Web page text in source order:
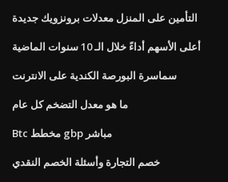
التأمين على المنزل معدلات برونزويك جديدة
أعلى الأسهم أداءً خلال الـ 10 سنوات الماضية
سماسرة البورصة الكندية على الانترنت
ما هو معدل التضخم كل عام
Btc مخطط gbp مباشر
خصم التجارة وأسئلة الخصم النقدي